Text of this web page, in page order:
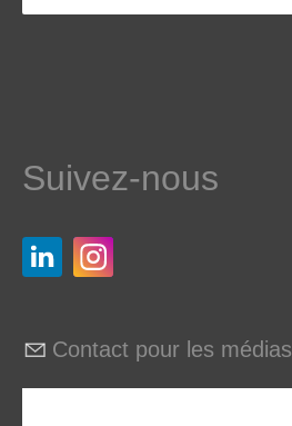
Suivez-nous
Contact pour les médias